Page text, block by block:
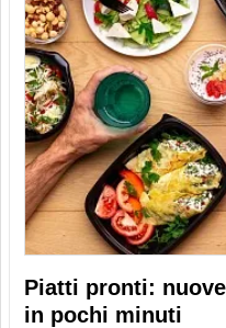
Piatti pronti:
in pochi minuti